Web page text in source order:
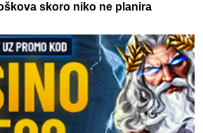
skoro niko ne planira